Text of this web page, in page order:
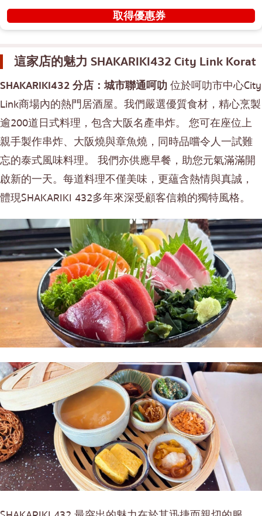
取得優惠券
這家店的魅力 SHAKARIKI432 City Link Korat
SHAKARIKI432 分店：城市聯通呵叻位於呵叻市中心City
Link商場內的熱門居酒屋。我們嚴選優質食材，精心烹製
逾200道日式料理，包含大阪名產串炸。 您可在座位上
親手製作串炸、大阪燒與章魚燒，同時品嚐令人一試難
忘的泰式風味料理。 我們亦供應早餐，助您元氣滿滿開
啟新的一天。每道料理不僅美味，更蘊含熱情與真誠，
體現SHAKARIKI 432多年來深受顧客信賴的獨特風格。